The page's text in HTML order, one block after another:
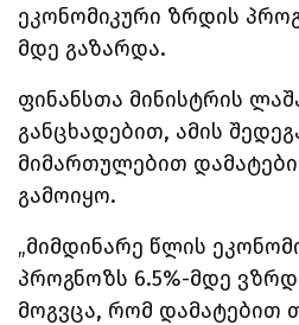
ეკონომიკური ზრდის
მდე გაზარდა.
ფინანსთა მინისტრის
განცხადებით, ამის
მიმართულებით
გამოიყო.
„მიმდინარე წლის
პროგნოზს 6.5%-მდე
მოგვცა, რომ დამატებით